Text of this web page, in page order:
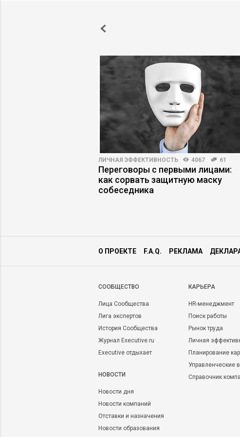
ЛИЧНАЯ ЭФФЕКТИВНОСТЬ 4067 61
Переговоры с первыми лицами:
как сорвать защитную маску
собеседника
О ПРОЕКТЕ F.A.Q. РЕКЛАМА
CООБЩЕСТВО
Лица Сообщества
Лига экспертов
История Сообщества
Журнал Executive.ru
Executive отдыхает
НОВОСТИ
Новости дня
Новости компаний
Отставки и назначения
Новости образования
КАРЬЕРА
HR-менеджмент
Поиск работы
Рынок труда
Личная
Планирование
Управленческие
Справочник